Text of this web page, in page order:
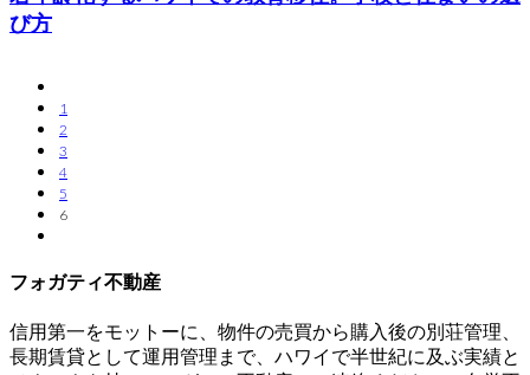
び方
1
2
3
4
5
6
フォガティ不動産
信用第一をモットーに、物件の売買から購入後の別荘管理、
長期賃貸として運用管理まで、ハワイで半世紀に及ぶ実績と